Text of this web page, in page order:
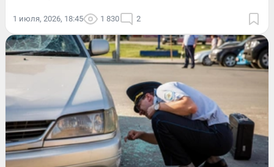
1 июля, 2026, 18:45 1 830 2